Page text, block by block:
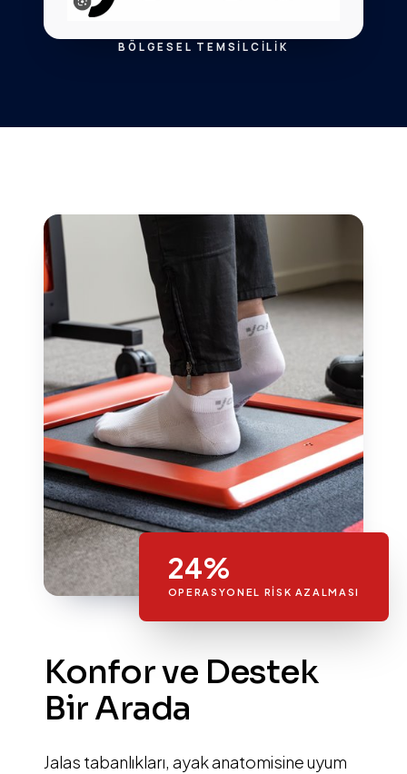
BÖLGESEL TEMSILCILIK
24%
OPERASYONEL RISK AZALMASI
Konfor ve Destek
Bir Arada
Jalas tabanlıkları, ayak anatomisine uyum